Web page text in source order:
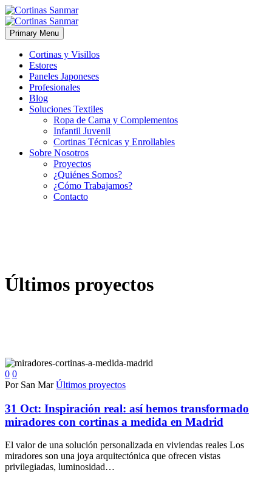
Primary Menu
Cortinas y Visillos
Estores
Paneles Japoneses
Profesionales
Blog
Soluciones Textiles
Ropa de Cama y Complementos
Infantil Juvenil
Cortinas Técnicas y Enrollables
Sobre Nosotros
Proyectos
¿Quiénes Somos?
¿Cómo Trabajamos?
Contacto
Últimos proyectos
0 0
Por San Mar Últimos proyectos
31 Oct: Inspiración real: así hemos transformado
miradores con cortinas a medida en Madrid
El valor de una solución personalizada en viviendas reales Los
miradores son una joya arquitectónica que ofrecen vistas
privilegiadas, luminosidad…